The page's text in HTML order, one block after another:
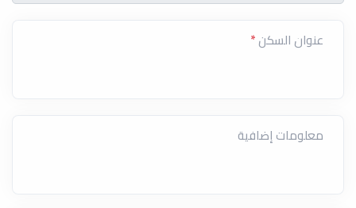
عنوان السكن*
معلومات إضافية